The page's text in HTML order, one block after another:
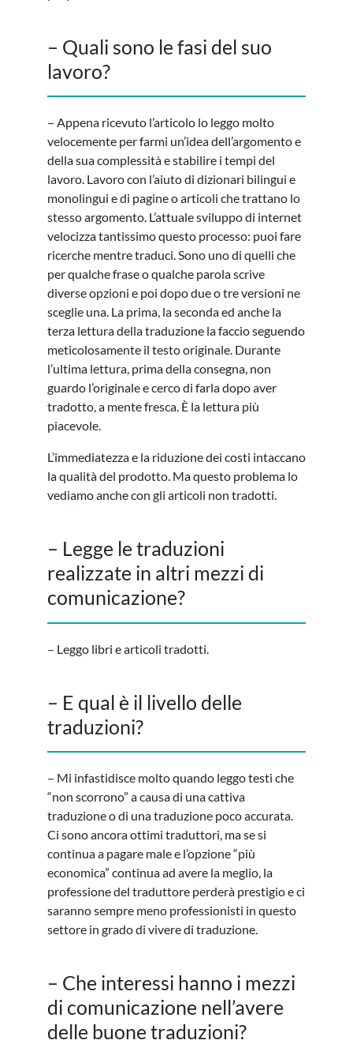
– Quali sono le fasi del suo
lavoro?
– Appena ricevuto l’articolo lo leggo molto
velocemente per farmi un’idea dell’argomento e
della sua complessità e stabilire i tempi del
lavoro. Lavoro con l’aiuto di dizionari bilingui e
monolingui e di pagine o articoli che trattano lo
stesso argomento. L’attuale sviluppo di internet
velocizza tantissimo questo processo: puoi fare
ricerche mentre traduci. Sono uno di quelli che
per qualche frase o qualche parola scrive
diverse opzioni e poi dopo due o tre versioni ne
sceglie una. La prima, la seconda ed anche la
terza lettura della traduzione la faccio seguendo
meticolosamente il testo originale. Durante
l’ultima lettura, prima della consegna, non
guardo l’originale e cerco di farla dopo aver
tradotto, a mente fresca. È la lettura più
piacevole.
L’immediatezza e la riduzione dei costi intaccano
la qualità del prodotto. Ma questo problema lo
vediamo anche con gli articoli non tradotti.
– Legge le traduzioni
realizzate in altri mezzi di
comunicazione?
– Leggo libri e articoli tradotti.
– E qual è il livello delle
traduzioni?
– Mi infastidisce molto quando leggo testi che
“non scorrono” a causa di una cattiva
traduzione o di una traduzione poco accurata.
Ci sono ancora ottimi traduttori, ma se si
continua a pagare male e l’opzione “più
economica” continua ad avere la meglio, la
professione del traduttore perderà prestigio e ci
saranno sempre meno professionisti in questo
settore in grado di vivere di traduzione.
– Che interessi hanno i mezzi
di comunicazione nell’avere
delle buone traduzioni?